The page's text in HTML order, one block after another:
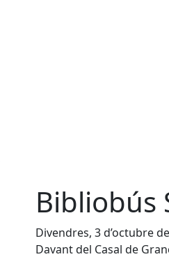
Bibliobús
Divendres, 3 d’octubre
Davant del Casal de